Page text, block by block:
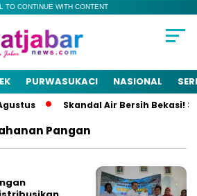
TO CONTINUE WITH CONTENT
PURWASUKACI NASIONAL
Skandal Air Bersih Bekasi! 3
Pangan